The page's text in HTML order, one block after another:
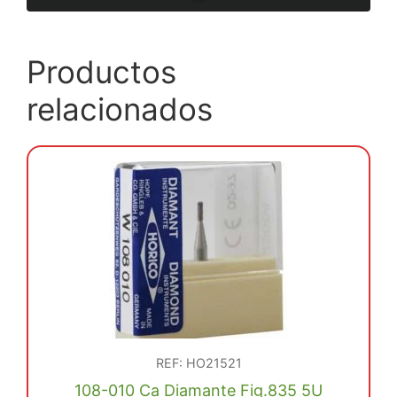
Productos
relacionados
REF: HO21521
108-010 Ca Diamante Fig.835 5U